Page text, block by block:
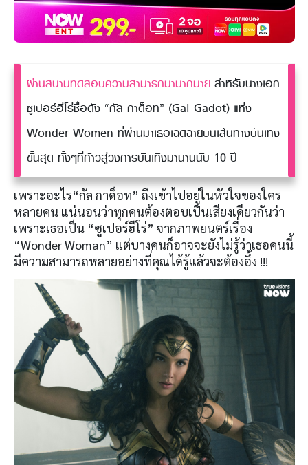
ผ่านสนามทดสอบความสามารถมามากมาย สำหรับนางเอก
ซูเปอร์ฮีโร่ชื่อดัง “กัล กาด็อท” (Gal Gadot) แห่ง
Wonder Women ที่ผ่านมาเธอเฉิดฉายบนเส้นทางบันเทิง
ขั้นสุด ทั้งๆที่ก้าวสู่วงการบันเทิงมานานนับ 10 ปี
เพราะอะไร“กัล กาด็อท” ถึงเข้าไปอยู่ในหัวใจของใคร
หลายคน แน่นอนว่าทุกคนต้องตอบเป็นเสียงเดียวกันว่า
เพราะเธอเป็น “ซูเปอร์ฮีโร่” จากภาพยนตร์เรื่อง
“Wonder Woman” แต่บางคนก็อาจจะยังไม่รู้ว่าเธอคนนี้
มีความสามารถหลายอย่างที่คุณได้รู้แล้วจะต้องอึ้ง !!!